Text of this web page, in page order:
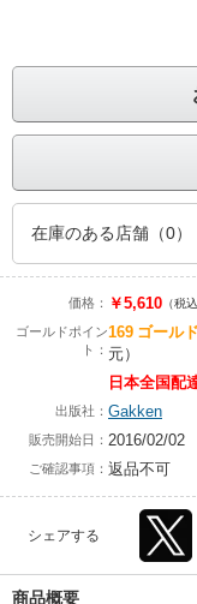
在庫のある店舗（0）
価格： ￥5,610 （税込
ゴールドポイン
ト：
169 ゴール
元）
日本全国配
出版社： Gakken
販売開始日： 2016/02/02
ご確認事項： 返品不可
シェアする
商品概要